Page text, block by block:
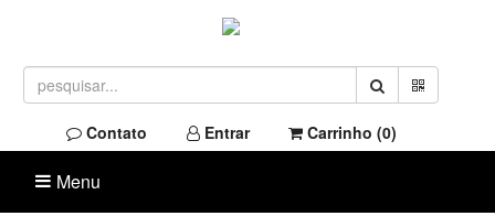
Contato Entrar Carrinho (0)
Menu